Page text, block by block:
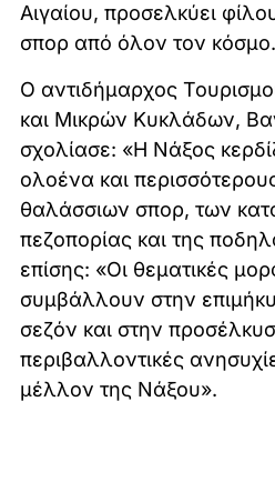
Αιγαίου, προσελκύει
σπορ από όλον τον κόσμο.
Ο αντιδήμαρχος
και Μικρών Κυκλάδων,
σχολίασε: «Η Νάξος
ολοένα και
θαλάσσιων σπορ, των
πεζοπορίας και της
επίσης: «Οι θεματικές
συμβάλλουν στην
σεζόν και στην
περιβαλλοντικές
μέλλον της Νάξου».